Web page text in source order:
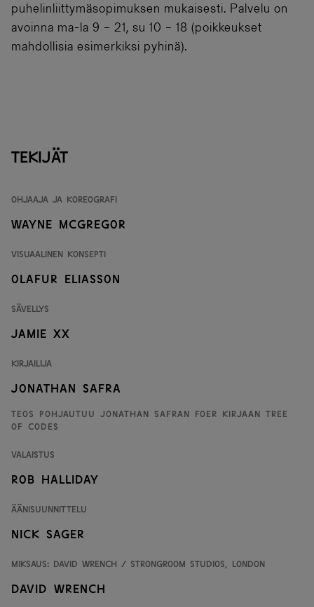
puhelinliittymäsopimuksen mukaisesti. Palvelu on
avoinna ma-la 9 – 21, su 10 – 18 (poikkeukset
mahdollisia esimerkiksi pyhinä).
Tekijät
Ohjaaja ja koreografi
Wayne McGregor
Visuaalinen konsepti
Olafur Eliasson
Sävellys
Jamie xx
Kirjailija
Jonathan Safra
Teos pohjautuu Jonathan Safran Foer kirjaan Tree
of Codes
Valaistus
Rob Halliday
Äänisuunnittelu
Nick Sager
Miksaus: David Wrench / Strongroom Studios, London
David Wrench